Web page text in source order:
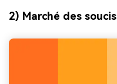
2) Marché des soucis